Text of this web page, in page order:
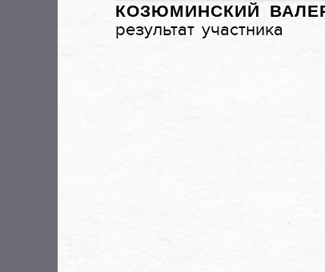
КОЗЮМИНСКИЙ
результат участника